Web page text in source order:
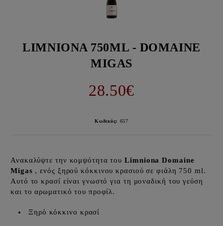
LIMNIONA 750ML - DOMAINE
MIGAS
28.50€
Κωδικός: 657
Ανακαλύψτε την κομψότητα τουLimniona Domaine
Migas , ενός ξηρού κόκκινου κρασιού σε φιάλη 750 ml.
Αυτό το κρασί είναι γνωστό για τη μοναδική του γεύση
και το αρωματικό του προφίλ.
Ξηρό κόκκινο κρασί